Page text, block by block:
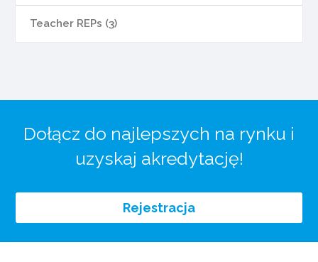
Teacher REPs (3)
Dołącz do najlepszych na rynku i
uzyskaj akredytację!
Rejestracja